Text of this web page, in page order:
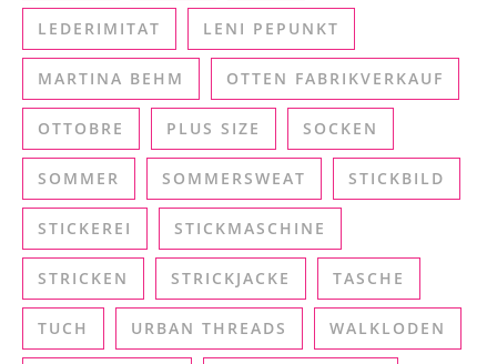
LEDERIMITAT LENI PEPUNKT
MARTINA BEHM OTTEN FABRIKVERKAUF
OTTOBRE PLUS SIZE SOCKEN
SOMMER SOMMERSWEAT STICKBILD
STICKEREI STICKMASCHINE
STRICKEN STRICKJACKE TASCHE
TUCH URBAN THREADS WALKLODEN